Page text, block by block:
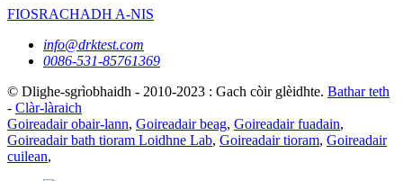
FIOSRACHADH A-NIS
info@drktest.com
0086-531-85761369
© Dlighe-sgrìobhaidh - 2010-2023 : Gach còir glèidhte. Bathar teth
- Clàr-làraich
Goireadair obair-lann, Goireadair beag, Goireadair fuadain,
Goireadair bath tioram Loidhne Lab, Goireadair tioram, Goireadair
cuilean,